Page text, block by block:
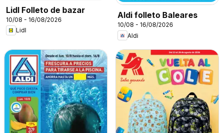
Lidl Folleto de bazar
10/08 - 16/08/2026
Lidl
Aldi folleto Baleares
10/08 - 16/08/2026
Aldi